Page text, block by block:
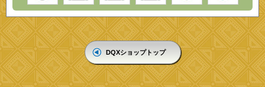
DQXショップトップ